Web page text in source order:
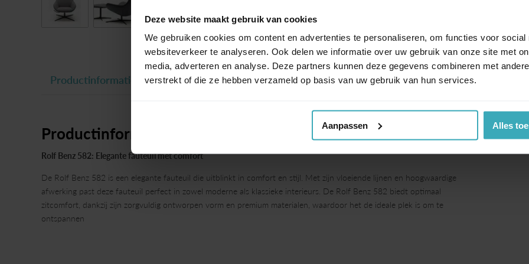
Deze website maakt gebruik van cookies
We gebruiken cookies om content en advertenties te personaliseren, om functies voor social
websiteverkeer te analyseren. Ook delen we informatie over uw gebruik van onze site met
media, adverteren en analyse. Deze partners kunnen deze gegevens combineren met
verstrekt of die ze hebben verzameld op basis van uw gebruik van hun services.
Aanpassen Alles
Productinformatie
Productinformatie
Rolf Benz 582: Elegante fauteuil met comfort
De Rolf Benz 582 is een elegante fauteuil die uitblinkt in comfort en stijl. Met zijn vloeiende lijnen en hoogwaardige
afwerking past deze fauteuil perfect in zowel moderne als klassieke interieurs. De Rolf Benz 582 biedt optimaal
zitcomfort, dankzij zijn zorgvuldig ontworpen vorm en premium materialen, waardoor het de ideale plek is om te
ontspannen